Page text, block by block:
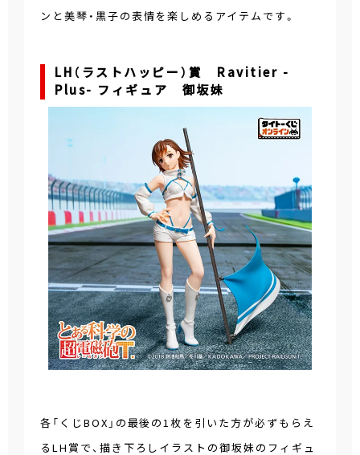
ンと美琴・黒子の表情を楽しめるアイテムです。
LH（ラストハッピー）賞 Ravitier -
Plus- フィギュア 御坂妹
各「くじBOX」の最後の1枚を引いた方が必ずもらえ
るLH賞で、描き下ろしイラストの御坂妹のフィギュ